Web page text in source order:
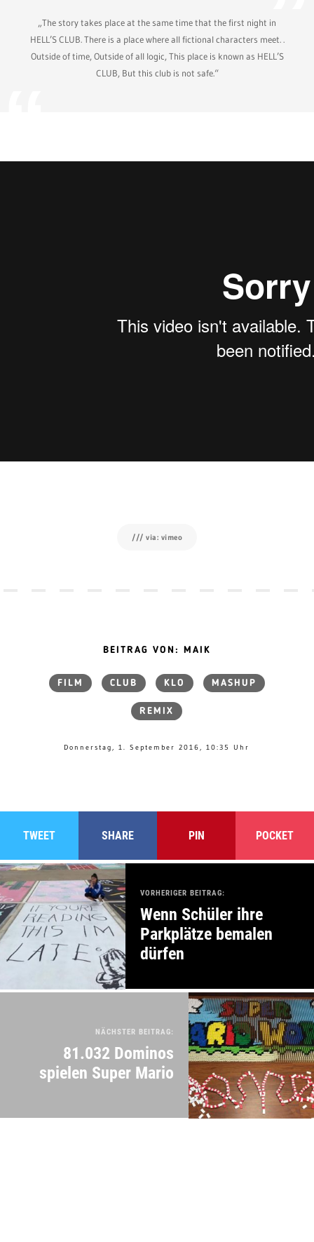
„The story takes place at the same time that the first night in
HELL’S CLUB. There is a place where all fictional characters meet. .
Outside of time, Outside of all logic, This place is known as HELL’S
CLUB, But this club is not safe.“
/// via: vimeo
BEITRAG VON: MAIK
FILM CLUB KLO MASHUP
REMIX
Donnerstag, 1. September 2016, 10:35 Uhr
TWEET SHARE PIN POCKET
VORHERIGER BEITRAG:
Wenn Schüler ihre
Parkplätze bemalen
dürfen
NÄCHSTER BEITRAG:
81.032 Dominos
spielen Super Mario